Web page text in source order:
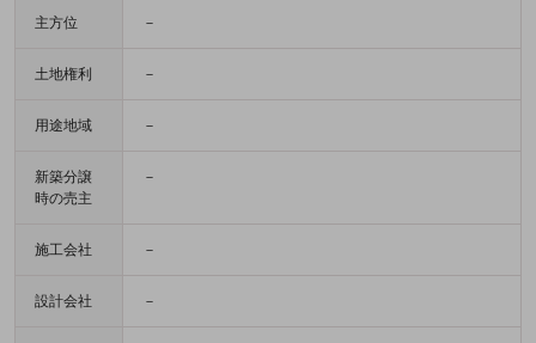
主方位 －
土地権利 －
用途地域 －
新築分譲
時の売主
－
施工会社 －
設計会社 －